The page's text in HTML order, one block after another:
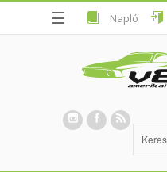
☰ Napló